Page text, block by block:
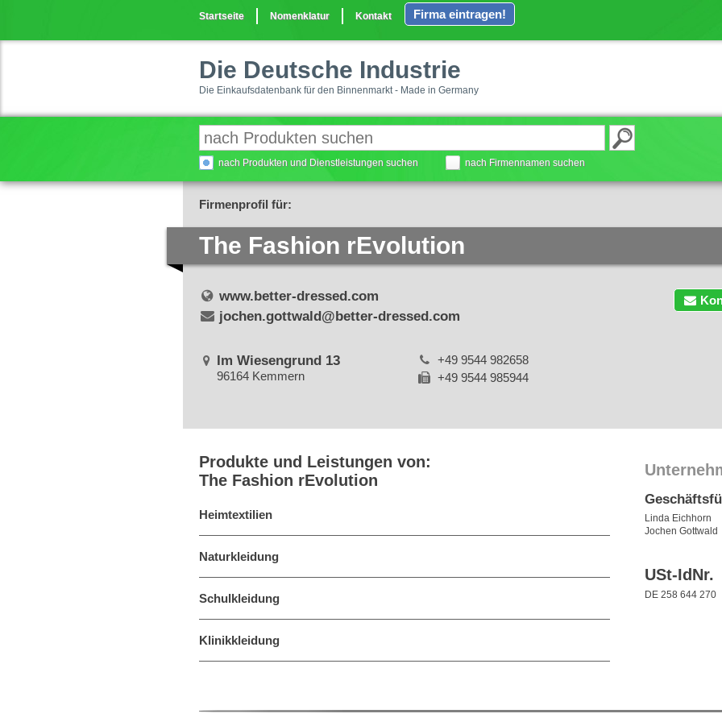
Startseite Nomenklatur Kontakt Firma eintragen!
Die Deutsche Industrie
Die Einkaufsdatenbank für den Binnenmarkt - Made in Germany
nach Produkten und Dienstleistungen suchen nach Firmennamen suchen
Firmenprofil für:
The Fashion rEvolution
www.better-dressed.com
jochen.gottwald@better-dressed.com
Im Wiesengrund 13
96164 Kemmern
+49 9544 982658
+49 9544 985944
Produkte und Leistungen von:
The Fashion rEvolution
Heimtextilien
Naturkleidung
Schulkleidung
Klinikkleidung
Linda Eichhorn
Jochen Gottwald
USt-IdNr.
DE 258 644 270